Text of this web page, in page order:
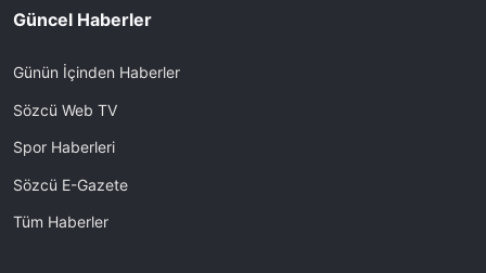
Güncel Haberler
Günün İçinden Haberler
Sözcü Web TV
Spor Haberleri
Sözcü E-Gazete
Tüm Haberler